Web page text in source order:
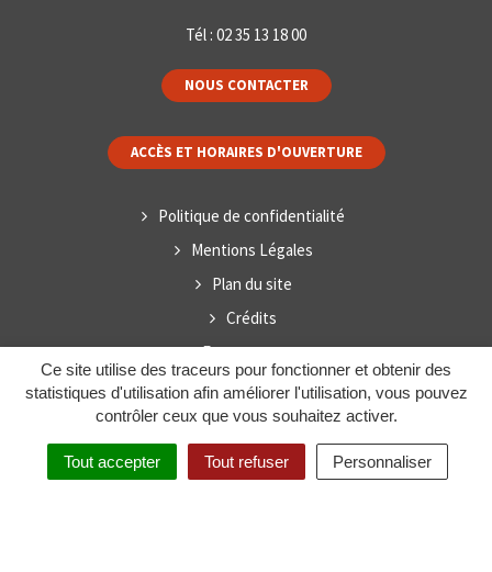
Ce site utilise des traceurs pour fonctionner et obtenir des
statistiques d'utilisation afin améliorer l'utilisation, vous pouvez
contrôler ceux que vous souhaitez activer.
Tout accepter Tout refuser Personnaliser
Tél : 02 35 13 18 00
NOUS CONTACTER
ACCÈS ET HORAIRES D'OUVERTURE
Politique de confidentialité
Mentions Légales
Plan du site
Crédits
Espace presse